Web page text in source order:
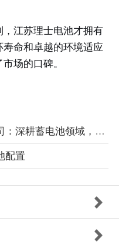
江苏理士电池才拥有
命和卓越的环境适应
场的口碑。
上一篇 : 江苏理士电池有限公司：深耕蓄电池领域，铸就全球化品牌标杆
配置